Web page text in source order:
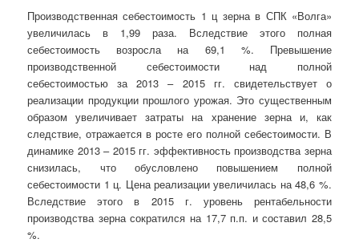
Производственная себестоимость 1 ц зерна в СПК «Волга»
увеличилась в 1,99 раза. Вследствие этого полная
себестоимость возросла на 69,1 %. Превышение
производственной себестоимости над полной
себестоимостью за 2013 – 2015 гг. свидетельствует о
реализации продукции прошлого урожая. Это существенным
образом увеличивает затраты на хранение зерна и, как
следствие, отражается в росте его полной себестоимости. В
динамике 2013 – 2015 гг. эффективность производства зерна
снизилась, что обусловлено повышением полной
себестоимости 1 ц. Цена реализации увеличилась на 48,6 %.
Вследствие этого в 2015 г. уровень рентабельности
производства зерна сократился на 17,7 п.п. и составил 28,5
%.